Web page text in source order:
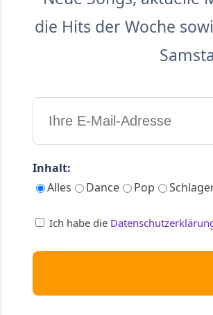
die Hits der Woche
Inhalt:
Alles
Dance Pop
Ich habe die